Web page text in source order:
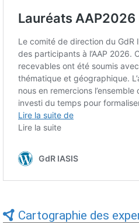
Cartographie des